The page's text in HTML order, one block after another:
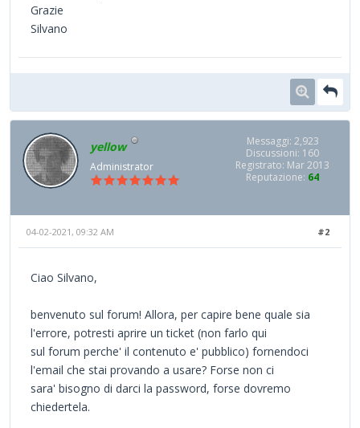
Grazie
Silvano
yellow
Administrator
Messaggi: 2,923
Discussioni: 160
Registrato: Mar 2013
Reputazione: 64
#2
04-02-2021, 09:32 AM
Ciao Silvano,
benvenuto sul forum! Allora, per capire bene quale sia
l'errore, potresti aprire un ticket (non farlo qui
sul forum perche' il contenuto e' pubblico) fornendoci
l'email che stai provando a usare? Forse non ci
sara' bisogno di darci la password, forse dovremo
chiedertela.